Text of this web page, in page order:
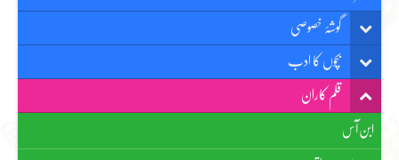
گوشۂ خصوصی
بچوں کا ادب
قلم کاران
ابن آس